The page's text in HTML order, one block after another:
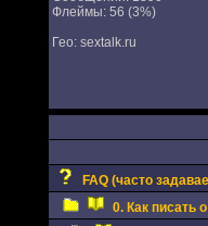
Флеймы: 56 (3%)
Гео: sextalk.ru
FAQ (часто
0. Как писать